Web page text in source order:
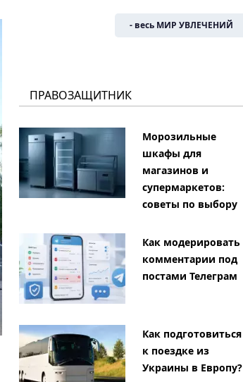
- весь МИР УВЛЕЧЕНИЙ
ПРАВОЗАЩИТНИК
Морозильные
шкафы для
магазинов и
супермаркетов:
советы по выбору
Как модерировать
комментарии под
постами Телеграм
Как подготовиться
к поездке из
Украины в Европу?